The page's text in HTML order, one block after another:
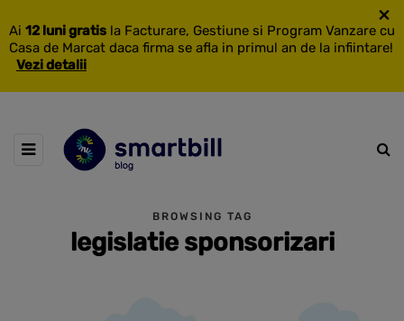
Ai 12 luni gratis la Facturare, Gestiune si Program Vanzare cu
Casa de Marcat daca firma se afla in primul an de la infiintare!
Vezi detalii
×
BROWSING TAG
legislatie sponsorizari